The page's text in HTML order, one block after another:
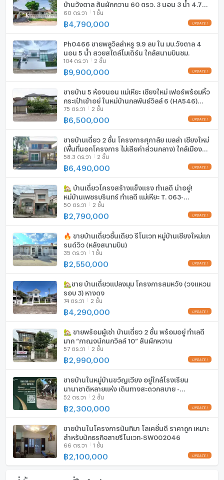
ตู้เย็น
เครื่องดูดควัน
ลิฟท์
ที่จอดรถ
ที่จอดรถจักรยานยนต์
มีอินเตอร์เน็ตไร้สาย (Wi-Fi) ในห้องพัก
กล้องวงจรปิด (CCTV)
สระว่ายน้ำ
โรงยิม / ฟิตเนส
ห้องซาวน่า
ห้องสตรีม
EV-Charger
เครื่องซักผ้า
ไมโครเวฟ
บ้านวังตาล สันผักกวาน 60 ตรว. 3 นอน 3 น้ำ 4.79
ลบ.
60 ตร.วา 1 ชั้น
฿ 4,790,000
Ph0466 ขายพลูวิลล่าหรู 9.9 ลบ ใน มบ.วังตาล 4
นอน 5 น้ำ สวยสไตล์โมเดิร์น ใกล้สนามบินชม.
104 ตร.วา 2 ชั้น
฿9,900,000
ขายบ้าน 5 ห้องนอน แม่เหียะ เชียงใหม่ เฟอร์พร้อมหิ้ว
กระเป๋าเข้าอยู่ ในหมู่บ้านกุลพันธ์วิลล์ 6 (HA546)
T.0946511456
75 ตร.วา 2 ชั้น
฿6,500,000
ขายบ้านเดี่ยว 2 ชั้น โครงการศุภาลัย เบลล่า เชียงใหม่
(พื้นที่นอกโครงการ ไม่เสียค่าส่วนกลาง) ใกล้เมือง
(H361) T.0946511456
58.3 ตร.วา 2 ชั้น
฿6,490,000
🏡 บ้านเดี่ยวโครงสร้างแข็งแรง ทำเลดี น่าอยู่!
หมู่บ้านเพชรบุรินทร์ ทำเลดี แม่เหียะ T. 063-
6649056
50 ตร.วา 2 ชั้น
฿2,790,000
🔥 ขายบ้านเดี่ยวชั้นเดียว รีโนเวท หมู่บ้านเชียงใหม่แก
รนด์วิว (หลังสนามบิน)
35 ตร.วา 1 ชั้น
฿2,550,000
🏡ขาย บ้านเดี่ยวแปลงมุม โครงการสมหวัง (วงแหวน
รอบ 3) หางดง
74 ตร.วา 2 ชั้น
฿ 4,290,000
🏡 ขายพร้อมผู้เช่า บ้านเดี่ยว 2 ชั้น พร้อมอยู่ ทำเลดี
มาก “กาญจน์กนกวิลล์ 10” สันผักหวาน
57 ตร.วา 2 ชั้น
฿2,990,000
ขายบ้านในหมู่บ้านขวัญเวียง อยู่ใกล้โรงเรียน
นานาชาติหลายแห่ง เดินทางสะดวกสบาย -
SW002043
52 ตร.วา 2 ชั้น
฿2,300,000
ขายบ้านในโครงการนันทิมา โลเคชั่นดี ราคาถูก เหมาะ
สำหรับนักธุรกิจสายรีโนเวท-SW002046
66 ตร.วา 1 ชั้น
฿2,100,000